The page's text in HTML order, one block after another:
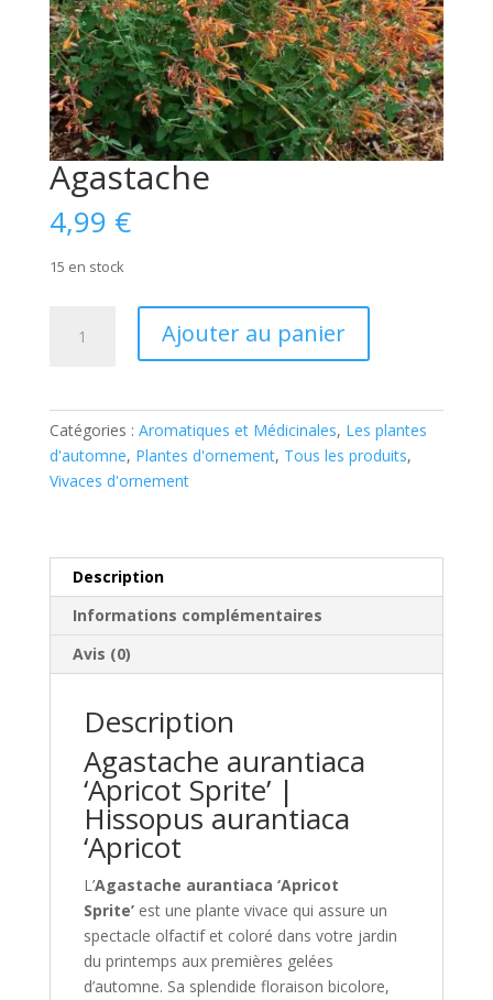
Agastache
4,99 €
15 en stock
Ajouter au panier
Catégories : Aromatiques et Médicinales, Les plantes
d'automne, Plantes d'ornement, Tous les produits,
Vivaces d'ornement
Description
Informations complémentaires
Avis (0)
Description
Agastache aurantiaca
‘Apricot Sprite’ |
Hissopus aurantiaca
‘Apricot
L’Agastache aurantiaca ‘Apricot
Sprite’est une plante vivace qui assure un
spectacle olfactif et coloré dans votre jardin
du printemps aux premières gelées
d’automne. Sa splendide floraison bicolore,